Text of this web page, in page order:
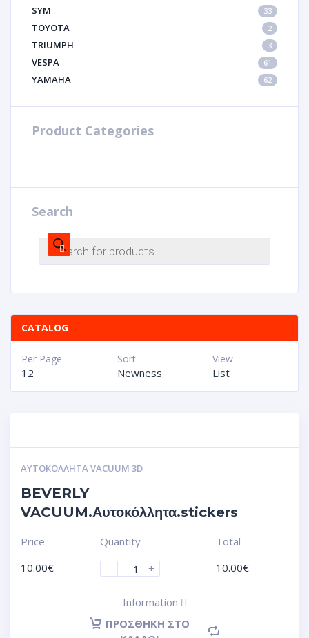
SYM 33
TOYOTA 2
TRIUMPH 3
VESPA 61
YAMAHA 62
Product Categories
Search
CATALOG
View
List
Sort
Newness
Per Page
12
ΑΥΤΟΚΌΛΛΗΤΑ VACUUM 3D
BEVERLY
VACUUM.Αυτοκόλλητα.stickers
Price
10.00€
Quantity
-
+
Total
10.00€
Information
ΠΡΟΣΘΉΚΗ ΣΤΟ